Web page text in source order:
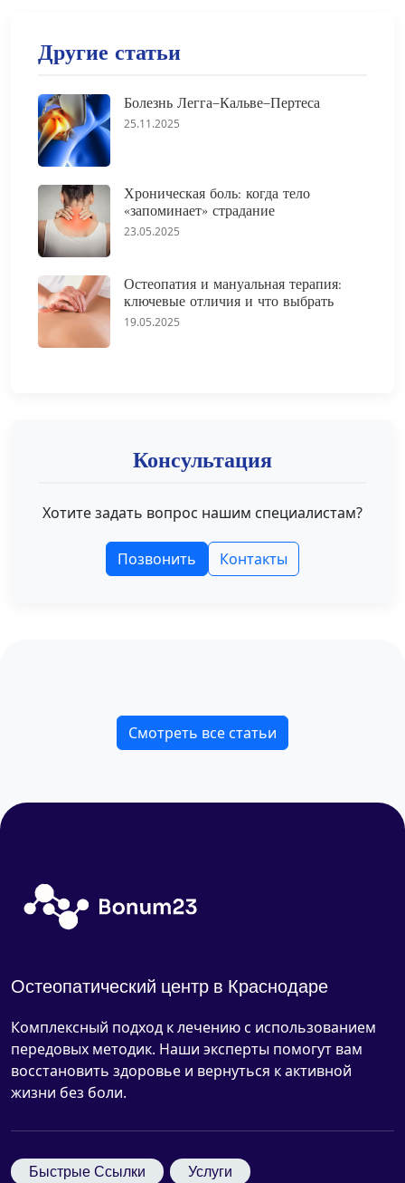
Другие статьи
Болезнь Легга–Кальве–Пертеса
25.11.2025
Хроническая боль: когда тело
«запоминает» страдание
23.05.2025
Остеопатия и мануальная терапия:
ключевые отличия и что выбрать
19.05.2025
Консультация
Хотите задать вопрос нашим специалистам?
Позвонить Контакты
Смотреть все статьи
Остеопатический центр в Краснодаре
Комплексный подход к лечению с использованием
передовых методик. Наши эксперты помогут вам
восстановить здоровье и вернуться к активной
жизни без боли.
Быстрые Ссылки Услуги